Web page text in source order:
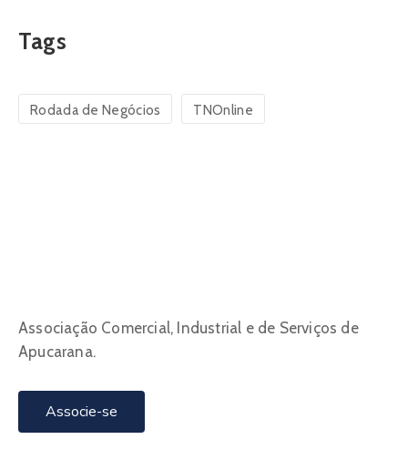
Tags
Rodada de Negócios TNOnline
Associação Comercial, Industrial e de Serviços de
Apucarana.
Associe-se